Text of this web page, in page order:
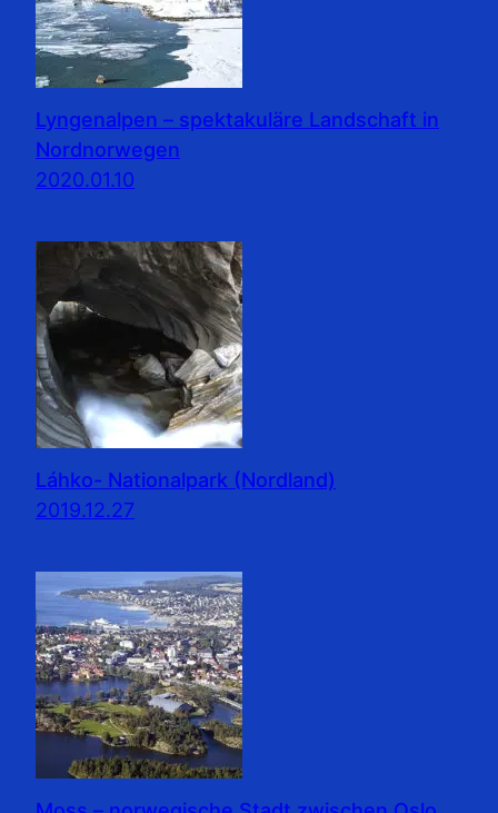
Lyngenalpen – spektakuläre Landschaft in
Nordnorwegen
2020.01.10
Láhko- Nationalpark (Nordland)
2019.12.27